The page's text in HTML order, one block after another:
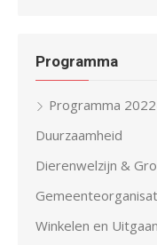
Programma
Programma
Duurzaamheid
Dierenwelzijn &
Winkelen en